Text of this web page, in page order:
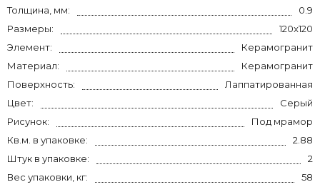
Толщина, мм:
0.9
Размеры:
120x120
Элемент:
Керамогранит
Материал:
Керамогранит
Поверхность:
Лаппатированная
Цвет:
Серый
Рисунок:
Под мрамор
Кв.м. в упаковке:
2.88
Штук в упаковке:
2
Вес упаковки, кг:
58